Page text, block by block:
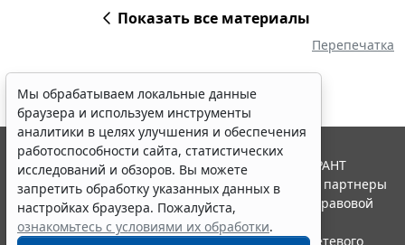
Показать все материалы
Перепечатка
Мы обрабатываем локальные данные
браузера и используем инструменты
аналитики в целях улучшения и обеспечения
работоспособности сайта, статистических
исследований и обзоров. Вы можете
запретить обработку указанных данных в
настройках браузера. Пожалуйста,
ознакомьтесь с условиями их обработки.
© ООО "НПП "ГАРАНТ-СЕРВИС", 2026. Система ГАРАНТ
выпускается с 1990 года. Компания "Гарант" и ее партнеры
являются участниками Российской ассоциации правовой
информации ГАРАНТ.
Портал ГАРАНТ.РУ зарегистрирован в качестве сетевого